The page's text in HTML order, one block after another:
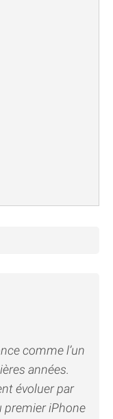
comme l’un
années.
évoluer par
premier iPhone